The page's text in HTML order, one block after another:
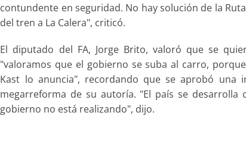
contundente en seguridad. No hay solución de la
del tren a La Calera", criticó.
El diputado del FA, Jorge Brito, valoró que se
"valoramos que el gobierno se suba al carro,
Kast lo anuncia", recordando que se aprobó una
megarreforma de su autoría. "El país se
gobierno no está realizando", dijo.